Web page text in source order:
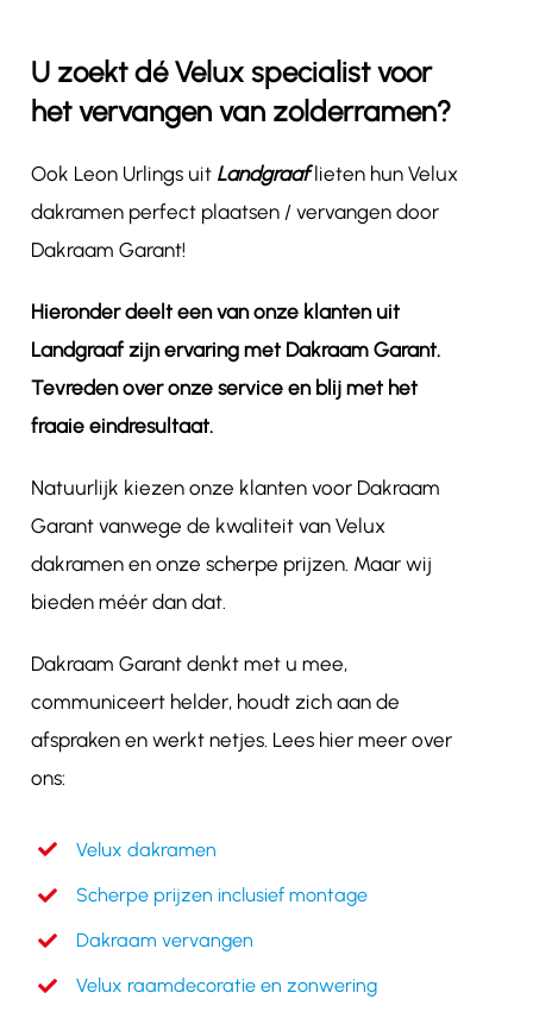
Contact
U zoekt dé Velux specialist voor
het vervangen van zolderramen?
Ook Leon Urlings uit Landgraaflieten hun Velux
dakramen perfect plaatsen / vervangen door
Dakraam Garant!
Hieronder deelt een van onze klanten uit
Landgraaf zijn ervaring met Dakraam Garant.
Tevreden over onze service en blij met het
fraaie eindresultaat.
Natuurlijk kiezen onze klanten voor Dakraam
Garant vanwege de kwaliteit van Velux
dakramen en onze scherpe prijzen. Maar wij
bieden méér dan dat.
Dakraam Garant denkt met u mee,
communiceert helder, houdt zich aan de
afspraken en werkt netjes. Lees hier meer over
ons:
Velux dakramen
Scherpe prijzen inclusief montage
Dakraam vervangen
Velux raamdecoratie en zonwering